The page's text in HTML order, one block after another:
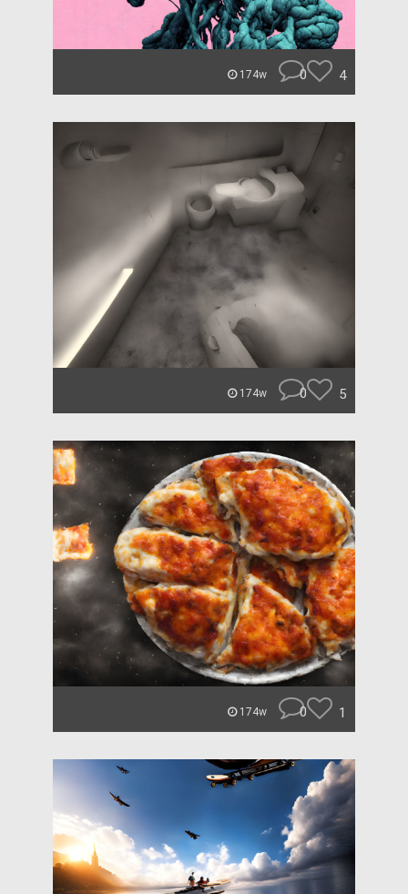
174w 0 4
174w 0 5
174w 0 1